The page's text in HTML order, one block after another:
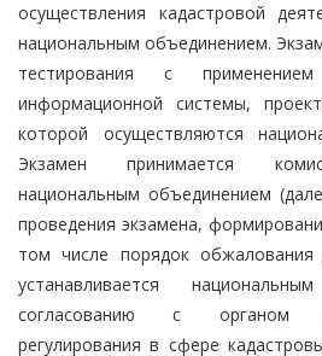
осуществления кадастровой
национальным объединением.
тестирования с применением
информационной системы,
которой осуществляются
Экзамен принимается
национальным объединением
проведения экзамена,
том числе порядок обжалования
устанавливается
согласованию с органом
регулирования в сфере